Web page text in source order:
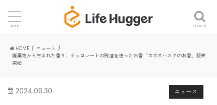
search
menu
HOME
ニュース
廃棄物から生まれた香り、チョコレートの残渣を使ったお香「カカオハスクのお香」販売
開始
ニュース
2024.09.30